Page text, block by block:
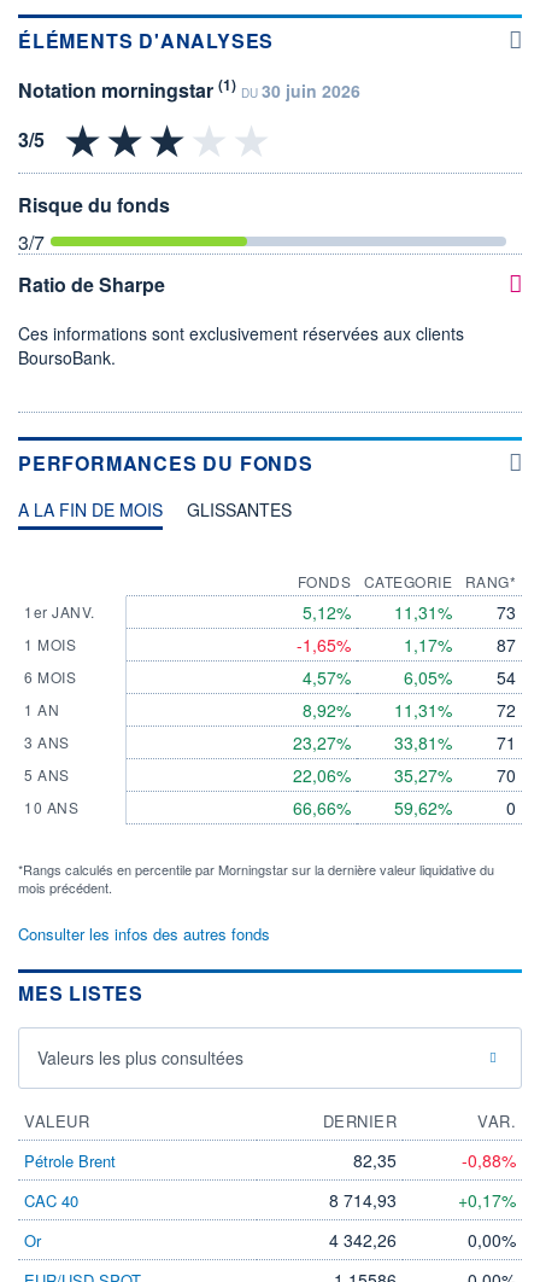
ÉLÉMENTS D'ANALYSES
Notation morningstar (1) DU 30 juin 2026
Risque du fonds
3/7
Ratio de Sharpe
Ces informations sont exclusivement réservées aux clients
BoursoBank.
PERFORMANCES DU FONDS
A LA FIN DE MOIS GLISSANTES
1er JANV.
1 MOIS
6 MOIS
1 AN
3 ANS
5 ANS
10 ANS
FONDS
5,12%
-1,65%
4,57%
8,92%
23,27%
22,06%
66,66%
CATEGORIE
11,31%
1,17%
6,05%
11,31%
33,81%
35,27%
59,62%
RANG*
73
87
54
72
71
70
0
*Rangs calculés en percentile par Morningstar sur la dernière valeur liquidative du
mois précédent.
Consulter les infos des autres fonds
MES LISTES
Valeurs les plus consultées
VALEUR DERNIER
VAR.
Pétrole Brent
82,35 -0,88%
CAC 40 8 714,93 +0,17%
Or 4 342,26 0,00%